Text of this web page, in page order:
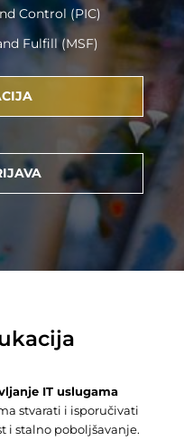
Control (PIC)
Fulfill (MSF)
IT uslugama
stvarati i isporučivati
i stalno poboljšavanje.